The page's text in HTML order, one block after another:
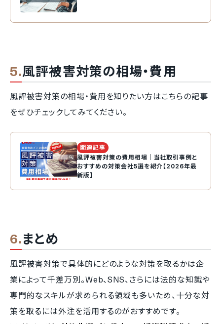
風評被害対策の相場・費用
風評被害対策の相場・費用を知りたい方はこちらの記事
をぜひチェックしてみてください。
関連記事
風評被害対策の費用相場｜当社取引事例と
おすすめの対策会社5選を紹介【2026年最
新版】
まとめ
風評被害対策で具体的にどのような対策を取るかは企
業によって千差万別。Web、SNS、さらには法的な知識や
専門的なスキルが求められる領域も多いため、十分な対
策を取るには外注を活用するのがおすすめです。